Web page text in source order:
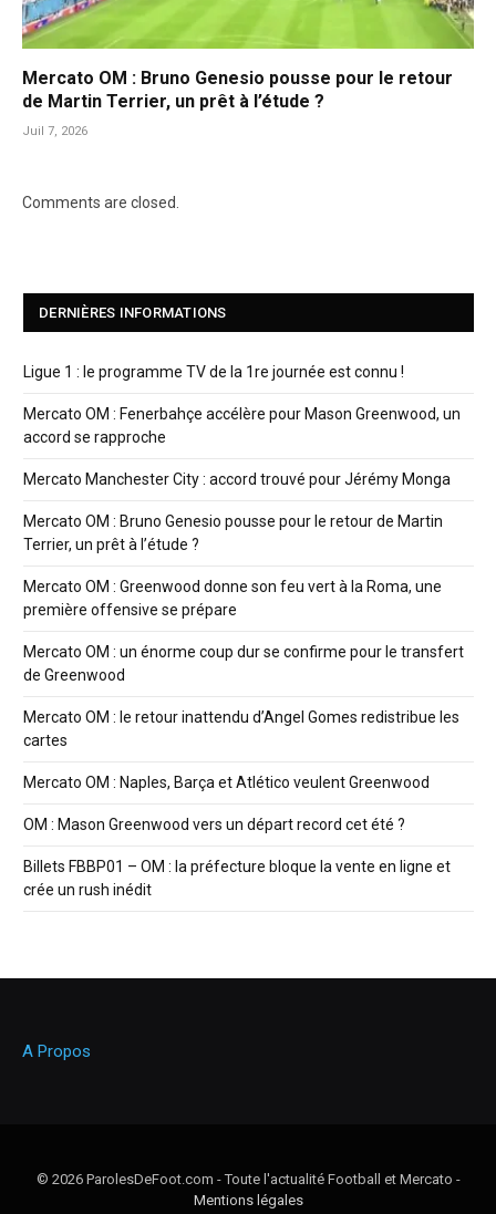
Mercato OM : Bruno Genesio pousse pour le retour
de Martin Terrier, un prêt à l’étude ?
Juil 7, 2026
Comments are closed.
DERNIÈRES INFORMATIONS
Ligue 1 : le programme TV de la 1re journée est connu !
Mercato OM : Fenerbahçe accélère pour Mason Greenwood, un
accord se rapproche
Mercato Manchester City : accord trouvé pour Jérémy Monga
Mercato OM : Bruno Genesio pousse pour le retour de Martin
Terrier, un prêt à l’étude ?
Mercato OM : Greenwood donne son feu vert à la Roma, une
première offensive se prépare
Mercato OM : un énorme coup dur se confirme pour le transfert
de Greenwood
Mercato OM : le retour inattendu d’Angel Gomes redistribue les
cartes
Mercato OM : Naples, Barça et Atlético veulent Greenwood
OM : Mason Greenwood vers un départ record cet été ?
Billets FBBP01 – OM : la préfecture bloque la vente en ligne et
crée un rush inédit
A Propos
© 2026 ParolesDeFoot.com - Toute l'actualité Football et Mercato -
Mentions légales